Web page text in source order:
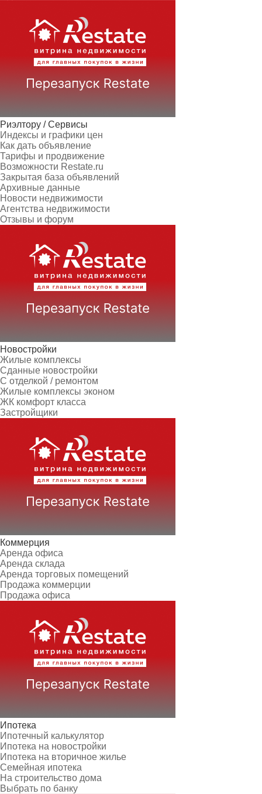
Риэлтору / Сервисы
Индексы и графики цен
Как дать объявление
Тарифы и продвижение
Возможности Restate.ru
Закрытая база объявлений
Архивные данные
Новости недвижимости
Агентства недвижимости
Отзывы и форум
Новостройки
Жилые комплексы
Сданные новостройки
С отделкой / ремонтом
Жилые комплексы эконом
ЖК комфорт класса
Застройщики
Коммерция
Аренда офиса
Аренда склада
Аренда торговых помещений
Продажа коммерции
Продажа офиса
Ипотека
Ипотечный калькулятор
Ипотека на новостройки
Ипотека на вторичное жилье
Семейная ипотека
На строительство дома
Выбрать по банку